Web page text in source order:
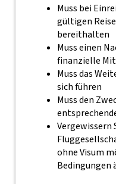
Muss bei
gültigen
bereithalten
Muss einen
finanzielle
Muss das
sich führen
Muss den
Vergewissern
ohne Visum
Bedingungen